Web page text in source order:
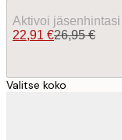
Aktivoi jäsenhintasi
22,91 €26,95 €
Valitse koko